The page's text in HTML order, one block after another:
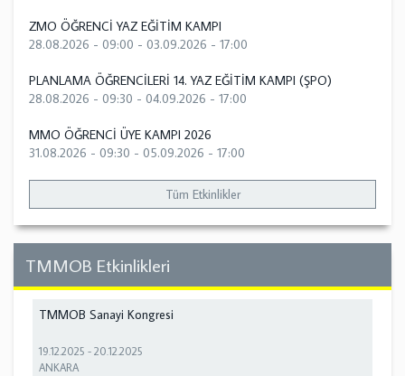
ZMO ÖĞRENCİ YAZ EĞİTİM KAMPI
28.08.2026 - 09:00 - 03.09.2026 - 17:00
PLANLAMA ÖĞRENCİLERİ 14. YAZ EĞİTİM KAMPI (ŞPO)
28.08.2026 - 09:30 - 04.09.2026 - 17:00
MMO ÖĞRENCİ ÜYE KAMPI 2026
31.08.2026 - 09:30 - 05.09.2026 - 17:00
Tüm Etkinlikler
TMMOB Etkinlikleri
TMMOB Sanayi Kongresi
19.12.2025 -20.12.2025
ANKARA